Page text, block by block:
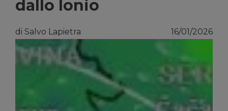
dallo Ionio
di Salvo Lapietra 16/01/2026